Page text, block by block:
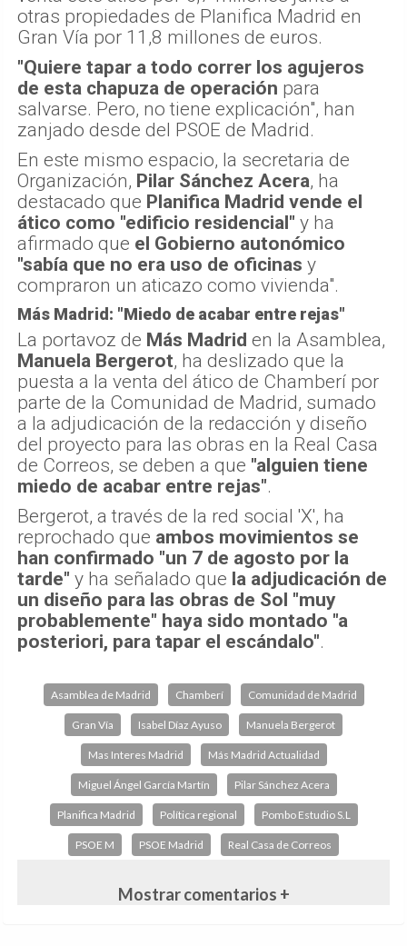
otras propiedades de Planifica Madrid en
Gran Vía por 11,8 millones de euros.
"Quiere tapar a todo correr los agujeros
de esta chapuza de operación para
salvarse. Pero, no tiene explicación", han
zanjado desde del PSOE de Madrid.
En este mismo espacio, la secretaria de
Organización, Pilar Sánchez Acera, ha
destacado que Planifica Madrid vende el
ático como "edificio residencial" y ha
afirmado que el Gobierno autonómico
"sabía que no era uso de oficinas y
compraron un aticazo como vivienda".
Más Madrid: "Miedo de acabar entre rejas"
La portavoz de Más Madrid en la Asamblea,
Manuela Bergerot, ha deslizado que la
puesta a la venta del ático de Chamberí por
parte de la Comunidad de Madrid, sumado
a la adjudicación de la redacción y diseño
del proyecto para las obras en la Real Casa
de Correos, se deben a que "alguien tiene
miedo de acabar entre rejas".
Bergerot, a través de la red social 'X', ha
reprochado que ambos movimientos se
han confirmado "un 7 de agosto por la
tarde" y ha señalado que la adjudicación de
un diseño para las obras de Sol "muy
probablemente" haya sido montado "a
posteriori, para tapar el escándalo".
Asamblea de Madrid Chamberí Comunidad de Madrid
Gran Vía Isabel Díaz Ayuso Manuela Bergerot
Mas Interes Madrid Más Madrid Actualidad
Miguel Ángel García Martín Pilar Sánchez Acera
Planifica Madrid Política regional Pombo Estudio S.L
PSOE M PSOE Madrid Real Casa de Correos
Mostrar comentarios +